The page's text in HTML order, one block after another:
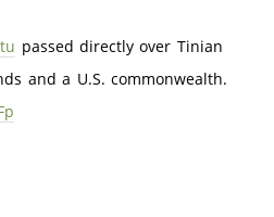
passed directly over Tinian
and a U.S. commonwealth.